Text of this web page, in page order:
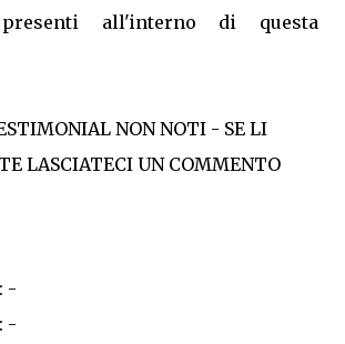
all'interno di questa
NON NOTI - SE LI
LASCIATECI UN COMMENTO
: -
: -